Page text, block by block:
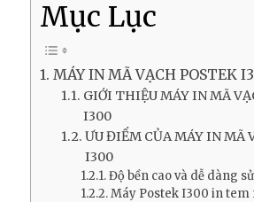
Mục Lục
MÁY IN MÃ VẠCH POSTEK
GIỚI THIỆU MÁY IN MÃ
I300
ƯU ĐIỂM CỦA MÁY IN MÃ
I300
Độ bền cao và dễ dàng
Máy Postek I300 in tem